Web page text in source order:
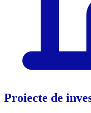
Proiecte de